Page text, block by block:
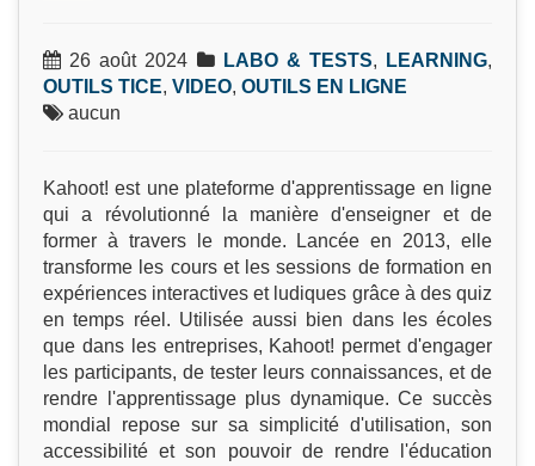
26 août 2024 LABO & TESTS, LEARNING,
OUTILS TICE, VIDEO, OUTILS EN LIGNE
aucun
Kahoot! est une plateforme d'apprentissage en ligne
qui a révolutionné la manière d'enseigner et de
former à travers le monde. Lancée en 2013, elle
transforme les cours et les sessions de formation en
expériences interactives et ludiques grâce à des quiz
en temps réel. Utilisée aussi bien dans les écoles
que dans les entreprises, Kahoot! permet d'engager
les participants, de tester leurs connaissances, et de
rendre l'apprentissage plus dynamique. Ce succès
mondial repose sur sa simplicité d'utilisation, son
accessibilité et son pouvoir de rendre l'éducation